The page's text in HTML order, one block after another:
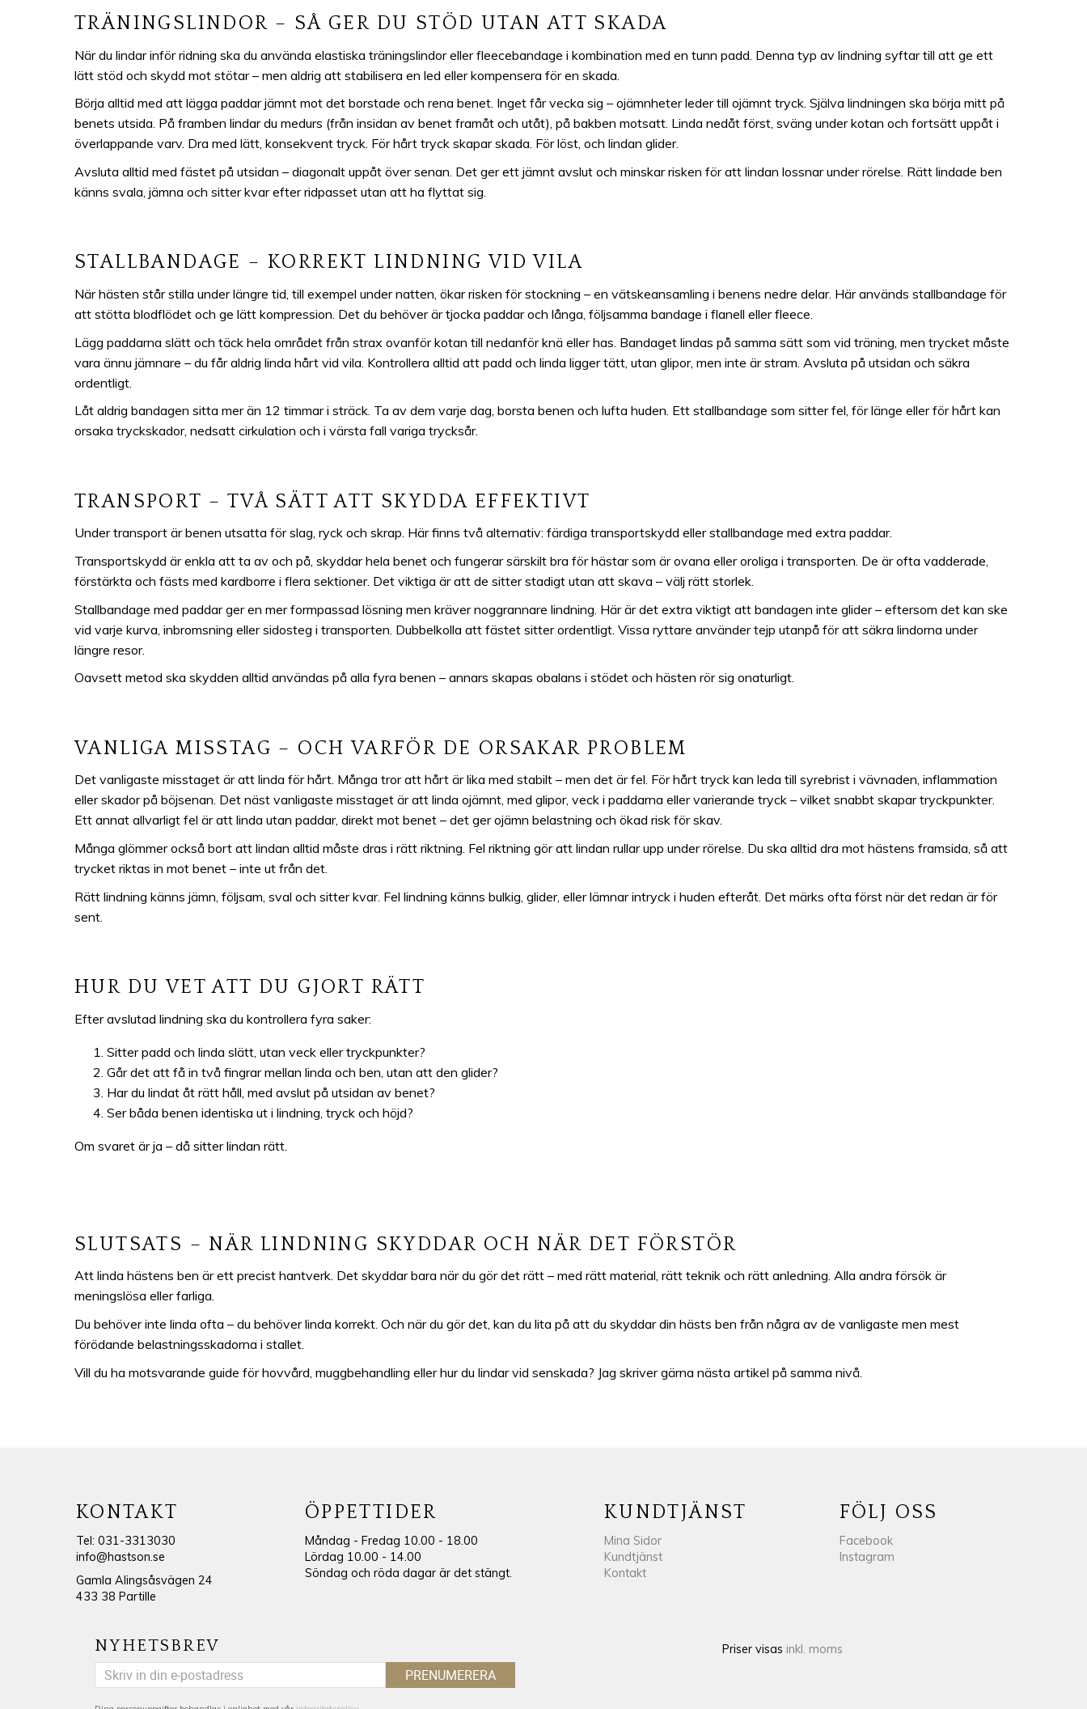
TRÄNINGSLINDOR – SÅ GER DU STÖD UTAN ATT SKADA
När du lindar inför ridning ska du använda elastiska träningslindor eller fleecebandage i kombination med en tunn padd. Denna typ av lindning syftar till att ge ett
lätt stöd och skydd mot stötar – men aldrig att stabilisera en led eller kompensera för en skada.
Börja alltid med att lägga paddar jämnt mot det borstade och rena benet. Inget får vecka sig – ojämnheter leder till ojämnt tryck. Själva lindningen ska börja mitt på
benets utsida. På framben lindar du medurs (från insidan av benet framåt och utåt), på bakben motsatt. Linda nedåt först, sväng under kotan och fortsätt uppåt i
överlappande varv. Dra med lätt, konsekvent tryck. För hårt tryck skapar skada. För löst, och lindan glider.
Avsluta alltid med fästet på utsidan – diagonalt uppåt över senan. Det ger ett jämnt avslut och minskar risken för att lindan lossnar under rörelse. Rätt lindade ben
känns svala, jämna och sitter kvar efter ridpasset utan att ha flyttat sig.
STALLBANDAGE – KORREKT LINDNING VID VILA
När hästen står stilla under längre tid, till exempel under natten, ökar risken för stockning – en vätskeansamling i benens nedre delar. Här används stallbandage för
att stötta blodflödet och ge lätt kompression. Det du behöver är tjocka paddar och långa, följsamma bandage i flanell eller fleece.
Lägg paddarna slätt och täck hela området från strax ovanför kotan till nedanför knä eller has. Bandaget lindas på samma sätt som vid träning, men trycket måste
vara ännu jämnare – du får aldrig linda hårt vid vila. Kontrollera alltid att padd och linda ligger tätt, utan glipor, men inte är stram. Avsluta på utsidan och säkra
ordentligt.
Låt aldrig bandagen sitta mer än 12 timmar i sträck. Ta av dem varje dag, borsta benen och lufta huden. Ett stallbandage som sitter fel, för länge eller för hårt kan
orsaka tryckskador, nedsatt cirkulation och i värsta fall variga trycksår.
TRANSPORT – TVÅ SÄTT ATT SKYDDA EFFEKTIVT
Under transport är benen utsatta för slag, ryck och skrap. Här finns två alternativ: färdiga transportskydd eller stallbandage med extra paddar.
Transportskydd är enkla att ta av och på, skyddar hela benet och fungerar särskilt bra för hästar som är ovana eller oroliga i transporten. De är ofta vadderade,
förstärkta och fästs med kardborre i flera sektioner. Det viktiga är att de sitter stadigt utan att skava – välj rätt storlek.
Stallbandage med paddar ger en mer formpassad lösning men kräver noggrannare lindning. Här är det extra viktigt att bandagen inte glider – eftersom det kan ske
vid varje kurva, inbromsning eller sidosteg i transporten. Dubbelkolla att fästet sitter ordentligt. Vissa ryttare använder tejp utanpå för att säkra lindorna under
längre resor.
Oavsett metod ska skydden alltid användas på alla fyra benen – annars skapas obalans i stödet och hästen rör sig onaturligt.
VANLIGA MISSTAG – OCH VARFÖR DE ORSAKAR PROBLEM
Det vanligaste misstaget är att linda för hårt. Många tror att hårt är lika med stabilt – men det är fel. För hårt tryck kan leda till syrebrist i vävnaden, inflammation
eller skador på böjsenan. Det näst vanligaste misstaget är att linda ojämnt, med glipor, veck i paddarna eller varierande tryck – vilket snabbt skapar tryckpunkter.
Ett annat allvarligt fel är att linda utan paddar, direkt mot benet – det ger ojämn belastning och ökad risk för skav.
Många glömmer också bort att lindan alltid måste dras i rätt riktning. Fel riktning gör att lindan rullar upp under rörelse. Du ska alltid dra mot hästens framsida, så att
trycket riktas in mot benet – inte ut från det.
Rätt lindning känns jämn, följsam, sval och sitter kvar. Fel lindning känns bulkig, glider, eller lämnar intryck i huden efteråt. Det märks ofta först när det redan är för
sent.
HUR DU VET ATT DU GJORT RÄTT
Efter avslutad lindning ska du kontrollera fyra saker:
Sitter padd och linda slätt, utan veck eller tryckpunkter?
Går det att få in två fingrar mellan linda och ben, utan att den glider?
Har du lindat åt rätt håll, med avslut på utsidan av benet?
Ser båda benen identiska ut i lindning, tryck och höjd?
Om svaret är ja – då sitter lindan rätt.
SLUTSATS – NÄR LINDNING SKYDDAR OCH NÄR DET FÖRSTÖR
Att linda hästens ben är ett precist hantverk. Det skyddar bara när du gör det rätt – med rätt material, rätt teknik och rätt anledning. Alla andra försök är
meningslösa eller farliga.
Du behöver inte linda ofta – du behöver linda korrekt. Och när du gör det, kan du lita på att du skyddar din hästs ben från några av de vanligaste men mest
förödande belastningsskadorna i stallet.
Vill du ha motsvarande guide för hovvård, muggbehandling eller hur du lindar vid senskada? Jag skriver gärna nästa artikel på samma nivå.
KONTAKT
Tel: 031-3313030
info@hastson.se
Gamla Alingsåsvägen 24
433 38 Partille
ÖPPETTIDER
Måndag - Fredag 10.00 - 18.00
Lördag 10.00 - 14.00
Söndag och röda dagar är det stängt.
KUNDTJÄNST
Mina Sidor
Kundtjänst
Kontakt
FÖLJ OSS
Facebook
Instagram
NYHETSBREV
PRENUMERERA
Priser visas inkl. moms